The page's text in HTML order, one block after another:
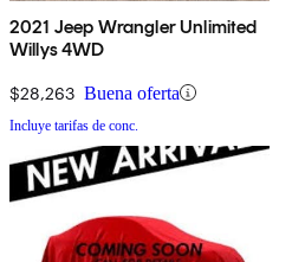
2021 Jeep Wrangler Unlimited
Willys 4WD
$28,263 Buena oferta
Incluye tarifas de conc.